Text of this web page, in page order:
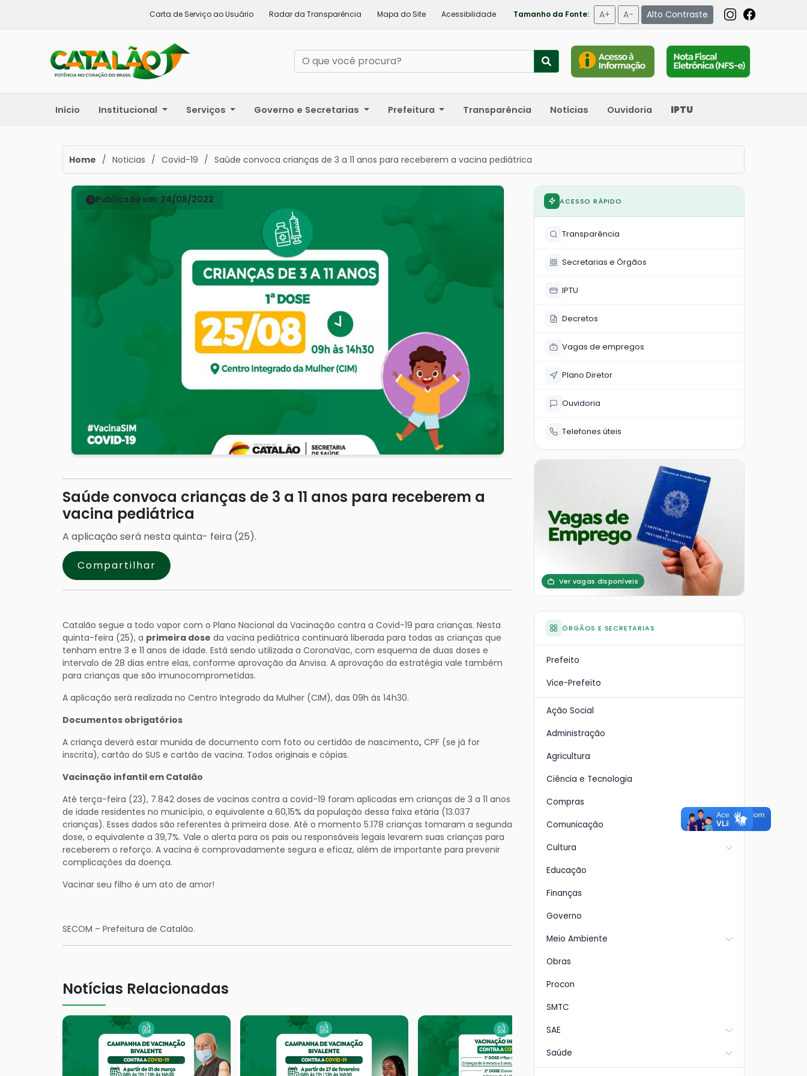
Carta de Serviço ao Usuário Radar da Transparência Mapa do Site Acessibilidade Tamanho da Fonte: A+ A- Alto Contraste
Início Institucional Serviços Governo e Secretarias Prefeitura Transparência Notícias Ouvidoria IPTU
Home / Noticias / Covid-19 / Saúde convoca crianças de 3 a 11 anos para receberem a vacina pediátrica
Publicado em: 24/08/2022
Saúde convoca crianças de 3 a 11 anos para receberem a
vacina pediátrica
A aplicação será nesta quinta- feira (25).
Compartilhar
Catalão segue a todo vapor com o Plano Nacional da Vacinação contra a Covid-19 para crianças. Nesta
quinta-feira (25), a primeira dose da vacina pediátrica continuará liberada para todas as crianças que
tenham entre 3 e 11 anos de idade. Está sendo utilizada a CoronaVac, com esquema de duas doses e
intervalo de 28 dias entre elas, conforme aprovação da Anvisa. A aprovação da estratégia vale também
para crianças que são imunocomprometidas.
A aplicação será realizada no Centro Integrado da Mulher (CIM), das 09h às 14h30.
Documentos obrigatórios
A criança deverá estar munida de documento com foto ou certidão de nascimento, CPF (se já for
inscrita), cartão do SUS e cartão de vacina. Todos originais e cópias.
Vacinação infantil em Catalão
Até terça-feira (23), 7.842 doses de vacinas contra a covid-19 foram aplicadas em crianças de 3 a 11 anos
de idade residentes no município, o equivalente a 60,15% da população dessa faixa etária (13.037
crianças). Esses dados são referentes à primeira dose. Até o momento 5.178 crianças tomaram a segunda
dose, o equivalente a 39,7%. Vale o alerta para os pais ou responsáveis legais levarem suas crianças para
receberem o reforço. A vacina é comprovadamente segura e eficaz, além de importante para prevenir
complicações da doença.
Vacinar seu filho é um ato de amor!
SECOM – Prefeitura de Catalão.
Notícias Relacionadas
ACESSO RÁPIDO
Transparência
Secretarias e Órgãos
IPTU
Decretos
Vagas de empregos
Plano Diretor
Ouvidoria
Telefones úteis
Ver vagas disponíveis
ÓRGÃOS E SECRETARIAS
Prefeito
Vice-Prefeito
Ação Social
Administração
Agricultura
Ciência e Tecnologia
Compras
Comunicação
Cultura
Educação
Finanças
Governo
Meio Ambiente
Obras
Procon
SMTC
SAE
Saúde